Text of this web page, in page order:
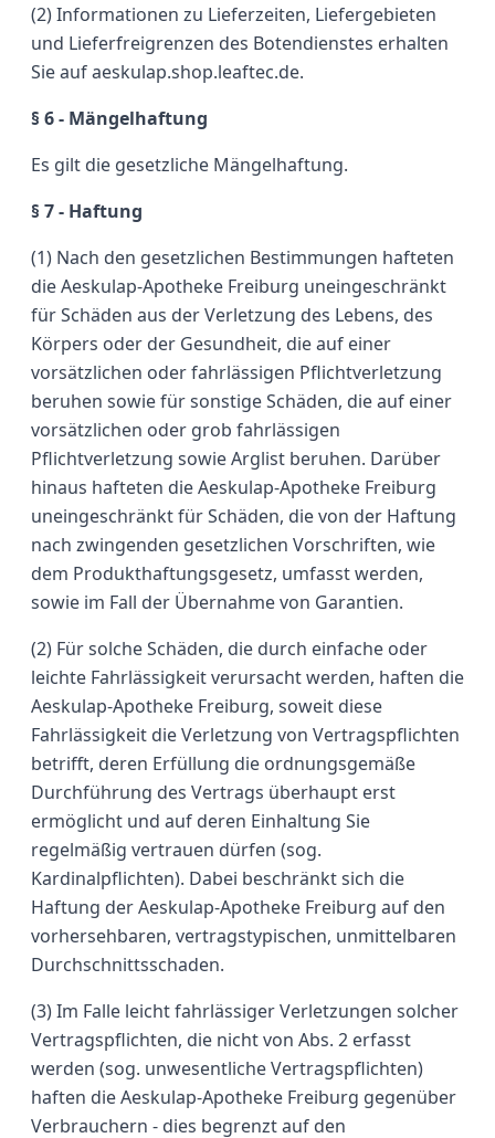
(2) Informationen zu Lieferzeiten, Liefergebieten
und Lieferfreigrenzen des Botendienstes erhalten
Sie auf aeskulap.shop.leaftec.de.
§ 6 - Mängelhaftung
Es gilt die gesetzliche Mängelhaftung.
§ 7 - Haftung
(1) Nach den gesetzlichen Bestimmungen hafteten
die Aeskulap-Apotheke Freiburg uneingeschränkt
für Schäden aus der Verletzung des Lebens, des
Körpers oder der Gesundheit, die auf einer
vorsätzlichen oder fahrlässigen Pflichtverletzung
beruhen sowie für sonstige Schäden, die auf einer
vorsätzlichen oder grob fahrlässigen
Pflichtverletzung sowie Arglist beruhen. Darüber
hinaus hafteten die Aeskulap-Apotheke Freiburg
uneingeschränkt für Schäden, die von der Haftung
nach zwingenden gesetzlichen Vorschriften, wie
dem Produkthaftungsgesetz, umfasst werden,
sowie im Fall der Übernahme von Garantien.
(2) Für solche Schäden, die durch einfache oder
leichte Fahrlässigkeit verursacht werden, haften die
Aeskulap-Apotheke Freiburg, soweit diese
Fahrlässigkeit die Verletzung von Vertragspflichten
betrifft, deren Erfüllung die ordnungsgemäße
Durchführung des Vertrags überhaupt erst
ermöglicht und auf deren Einhaltung Sie
regelmäßig vertrauen dürfen (sog.
Kardinalpflichten). Dabei beschränkt sich die
Haftung der Aeskulap-Apotheke Freiburg auf den
vorhersehbaren, vertragstypischen, unmittelbaren
Durchschnittsschaden.
(3) Im Falle leicht fahrlässiger Verletzungen solcher
Vertragspflichten, die nicht von Abs. 2 erfasst
werden (sog. unwesentliche Vertragspflichten)
haften die Aeskulap-Apotheke Freiburg gegenüber
Verbrauchern - dies begrenzt auf den